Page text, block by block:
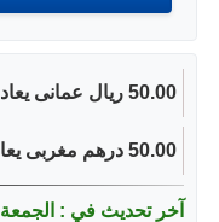
50.00 ريال عمانى يعادل اليوم 13.95 درهم مغربى.
50.00 درهم مغربى يعادل 179.17 ريال عمانى اليوم.
آخر تحديث في : الجمعة 7 أغسطس 2026